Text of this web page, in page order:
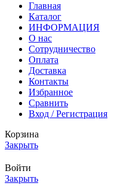
Главная
Каталог
ИНФОРМАЦИЯ
О нас
Сотрудничество
Оплата
Доставка
Контакты
Избранное
Сравнить
Вход / Регистрация
Корзина
Закрыть
Войти
Закрыть